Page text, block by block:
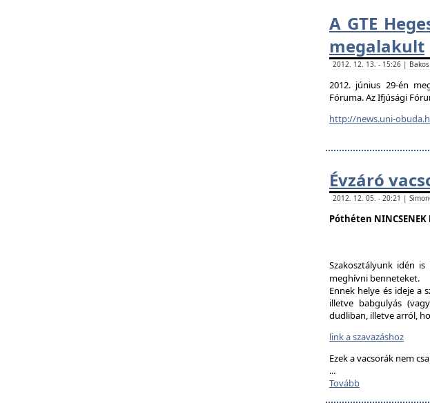
A GTE
megalakult
2012. 12. 13. - 15:26 |
2012. június 29-én
Fóruma. Az Ifjúsági
http://news.uni-
Évzáró
2012. 12. 05. - 20:21 |
Póthéten NINCSENEK
Szakosztályunk idén
meghívni benneteket.
Ennek helye és ideje a
illetve babgulyás
dudliban, illetve arról,
link a szavazáshoz
Ezek a vacsorák nem
...
Tovább